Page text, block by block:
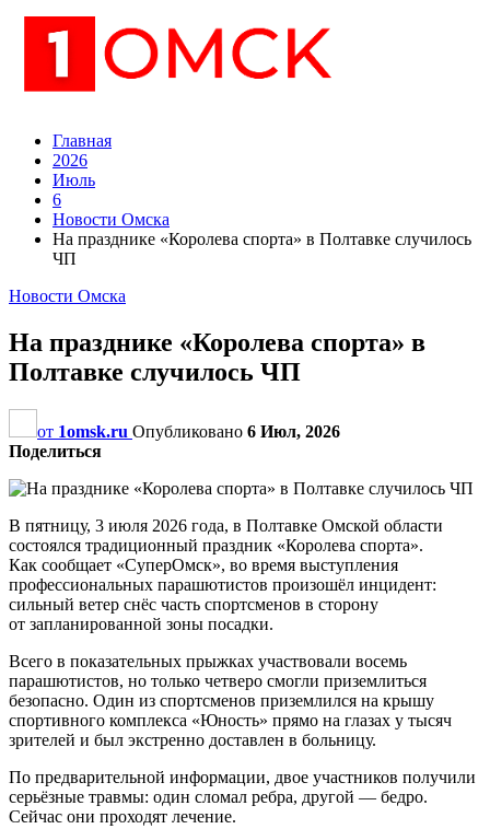
Главная
2026
Июль
6
Новости Омска
На празднике «Королева спорта» в Полтавке случилось
ЧП
Новости Омска
На празднике «Королева спорта» в
Полтавке случилось ЧП
от 1omsk.ru Опубликовано 6 Июл, 2026
Поделиться
В пятницу, 3 июля 2026 года, в Полтавке Омской области
состоялся традиционный праздник «Королева спорта».
Как сообщает «СуперОмск», во время выступления
профессиональных парашютистов произошёл инцидент:
сильный ветер снёс часть спортсменов в сторону
от запланированной зоны посадки.
Всего в показательных прыжках участвовали восемь
парашютистов, но только четверо смогли приземлиться
безопасно. Один из спортсменов приземлился на крышу
спортивного комплекса «Юность» прямо на глазах у тысяч
зрителей и был экстренно доставлен в больницу.
По предварительной информации, двое участников получили
серьёзные травмы: один сломал ребра, другой — бедро.
Сейчас они проходят лечение.